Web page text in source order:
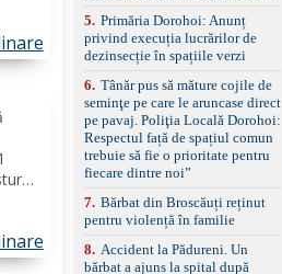
5. Primăria Dorohoi: Anunț
privind execuția lucrărilor de
dezinsecție în spațiile verzi
6. Tânăr pus să măture cojile de
seminţe pe care le aruncase direct
pe pavaj. Poliţia Locală Dorohoi:
Respectul față de spațiul comun
trebuie să fie o prioritate pentru
fiecare dintre noi”
7. Bărbat din Broscăuți reținut
pentru violență în familie
8. Accident la Pădureni. Un
bărbat a ajuns la spital după